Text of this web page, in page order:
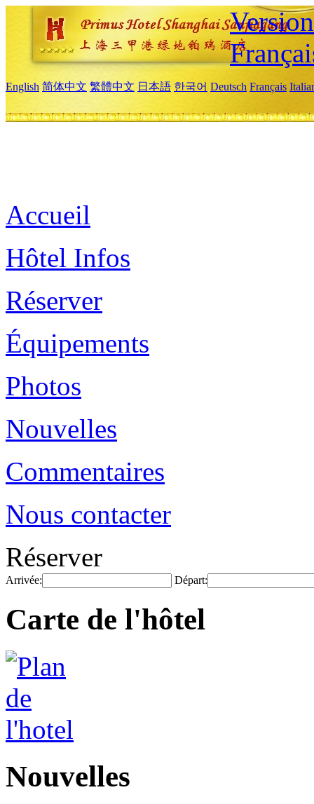
English 简体中文 繁體中文 日本語 한국어 Deutsch Français
Accueil
Hôtel Infos
Réserver
Équipements
Photos
Nouvelles
Commentaires
Nous contacter
Réserver
Arrivée: Départ:
Carte de l'hôtel
Nouvelles